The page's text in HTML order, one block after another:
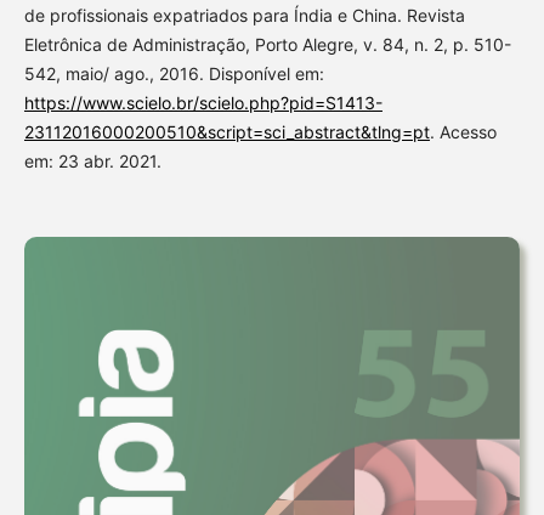
de profissionais expatriados para Índia e China. Revista
Eletrônica de Administração, Porto Alegre, v. 84, n. 2, p. 510-
542, maio/ ago., 2016. Disponível em:
https://www.scielo.br/scielo.php?pid=S1413-
23112016000200510&script=sci_abstract&tlng=pt. Acesso
em: 23 abr. 2021.